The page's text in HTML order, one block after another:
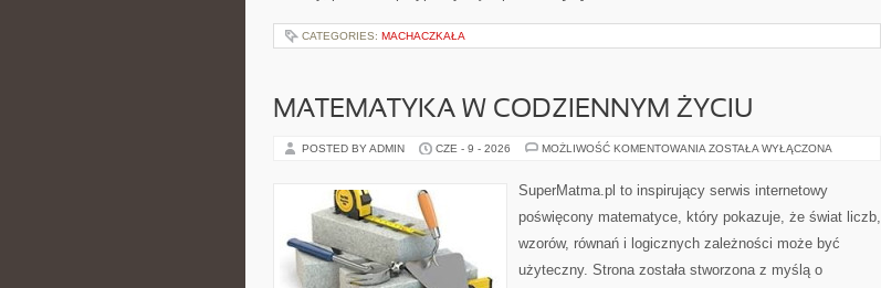
CATEGORIES: MACHACZKAŁA
MATEMATYKA W CODZIENNYM ŻYCIU
POSTED BY ADMIN CZE - 9 - 2026 MOŻLIWOŚĆ KOMENTOWANIA MATEMATYKA
ZOSTAŁA WYŁĄCZONA
SuperMatma.pl to inspirujący serwis internetowy
poświęcony matematyce, który pokazuje, że świat liczb,
wzorów, równań i logicznych zależności może być
użyteczny. Strona została stworzona z myślą o